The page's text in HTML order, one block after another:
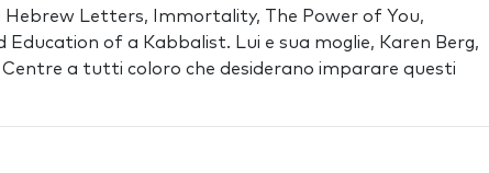
Letters, Immortality, The Power of You,
Education of a Kabbalist. Lui e sua moglie, Karen Berg,
a tutti coloro che desiderano imparare questi